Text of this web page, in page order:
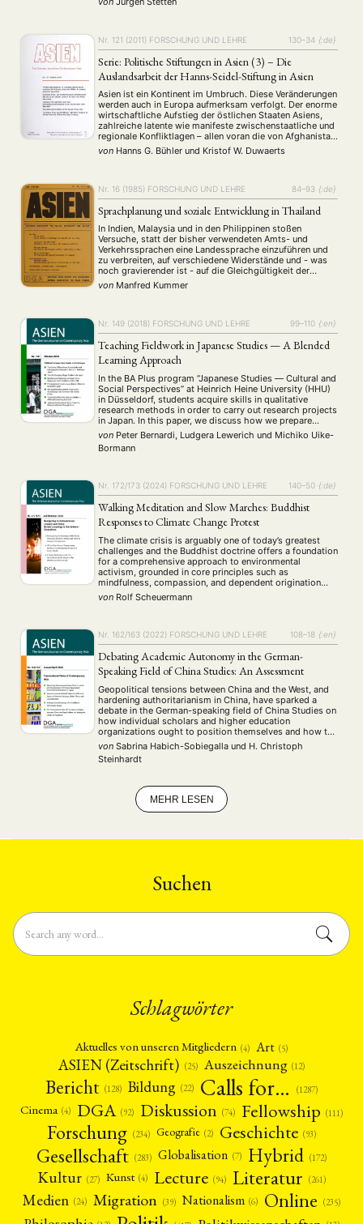
ARBEITSKREISE VERANSTALTUNGEN EXPERTISE
ANGEBOTE
MITGLIEDSCHAFT
Aktuelles von unseren Mitgliedern (4) Art (5) ASIEN (Zeitschrift)
Auszeichnung (12) Bericht (128) Bildung (22) Calls for… (1287)
Cinema (4) DGA (92) Diskussion (74) Fellowship (111) Forschung (234)
Geografie (2) Geschichte (93) Gesellschaft (283) Globalisation
Hybrid (172) Kultur (27) Kunst (4)
Philosophie (12) (417) (8)
Präsentation (13) Programm (5) Publikation (23) Recht (20)
Religion (75) Sozialwissenschaften (4) Sprache (36) Sprachkurse (8)
Stellenausschreibung (661) Stipendium
Summer School (10) Symposium (32) Tagung (500) Tourismus (14)
Umwelt Veranstaltung (788) Webinar (28) Wirtschaft (199)
Workshop (126)
STUDIUM DATENSCHUTZERKLÄRUNG
ENGLISH
gesellschaftlichen Wohlstands als auch durch
Nr. 121 (2011) FORSCHUNG UND LEHRE 130–34 {:de}
Serie: Politische Stiftungen in Asien (3) – Die
Auslandsarbeit der Hanns-Seidel-Stiftung in Asien
Asien ist ein Kontinent im Umbruch. Diese Veränderungen
werden auch in Europa aufmerksam verfolgt. Der enorme
wirtschaftliche Aufstieg der östlichen Staaten Asiens,
zahlreiche latente wie manifeste zwischenstaatliche und
regionale Konfliktlagen – allen voran die von Afghanistan
und mittlerweile zunehmend von Pakistan ausgehenden
Gefährdungen – die Integration unterschiedlichster
von Hanns G. Bühler und Kristof W. Duwaerts
Nr. 16 (1985) FORSCHUNG UND LEHRE 84–93 {:de}
Sprachplanung und soziale Entwicklung in Thailand
In Indien, Malaysia und in den Philippinen stoßen
Versuche, statt der bisher verwendeten Amts- und
Verkehrssprachen eine Landessprache einzuführen und
zu verbreiten, auf verschiedene Widerstände und - was
noch gravierender ist - auf die Gleichgültigkeit der
breiten Masse von Bevölkerungsschichten, die
Sprachreformen tragen und realisieren müßten. In
von Manfred Kummer
Nr. 149 (2018) FORSCHUNG UND LEHRE 99–110 {:en}
Teaching Fieldwork in Japanese Studies — A Blended
Learning Approach
In the BA Plus program “Japanese Studies — Cultural and
Social Perspectives” at Heinrich Heine University (HHU)
in Düsseldorf, students acquire skills in qualitative
research methods in order to carry out research projects
in Japan. In this paper, we discuss how we prepare
students for fieldwork in Japan and introduce our
program’s approach to this …
von Peter Bernardi, Ludgera Lewerich und Michiko Uike-
Bormann
Nr. 172/173 (2024) FORSCHUNG UND LEHRE 140–50 {:de}
Walking Meditation and Slow Marches: Buddhist
Responses to Climate Change Protest
The climate crisis is arguably one of today’s greatest
challenges and the Buddhist doctrine offers a foundation
for a comprehensive approach to environmental
activism, grounded in core principles such as
mindfulness, compassion, and dependent origination
(pratītyasamutpāda). Consequently, many Buddhists
have turned to environmental activism, trying to find
von Rolf Scheuermann
Nr. 162/163 (2022) FORSCHUNG UND LEHRE 108–18 {:en}
Debating Academic Autonomy in the German-
Speaking Field of China Studies: An Assessment
Geopolitical tensions between China and the West, and
hardening authoritarianism in China, have sparked a
debate in the German-speaking field of China Studies on
how individual scholars and higher education
organizations ought to position themselves and how to
ensure academic autonomy. Most participants agree that
the Chinese government’s increasing domestic
repression and growing inclination to …
von Sabrina Habich-Sobiegalla und H. Christoph
Steinhardt
MEHR LESEN
Suchen
Schlagwörter
Aktuelles von unseren Mitgliedern (4) Art (5)
ASIEN (Zeitschrift) (25) Auszeichnung (12)
Bericht (128) Bildung (22) Calls for… (1287)
Cinema (4) DGA (92) Diskussion (74) Fellowship (111)
Forschung (234) Geografie (2) Geschichte (93)
Gesellschaft (283) Globalisation (7) Hybrid (172)
Kultur (27) Kunst (4) Lecture (94) Literatur (261)
Medien (24) Migration (39) Nationalism (6) Online (235)